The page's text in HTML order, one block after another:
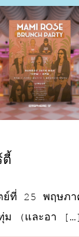
ตี้
ย์ที่ 25 พฤษภา
ม (และอา […]